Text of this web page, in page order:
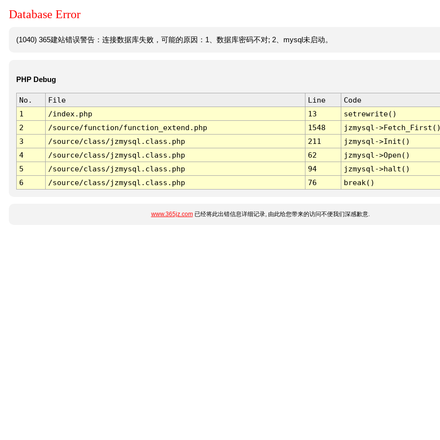
Database Error
(1040) 365建站错误警告：连接数据库失败，可能的原因：1、数据库密码不对; 2、mysql未启动。
PHP Debug
No. File Line
Code
1
/index.php 13
setrewrite()
2
/source/function/function_extend.php 1548
jzmysql-
3
/source/class/jzmysql.class.php 211
jzmysql->Init()
4
/source/class/jzmysql.class.php 62
jzmysql->Open()
5
/source/class/jzmysql.class.php 94
jzmysql->halt()
6
/source/class/jzmysql.class.php 76 break()
www.365jz.com已经将此出错信息详细记录, 由此给您带来的访问不便我们深感歉意.